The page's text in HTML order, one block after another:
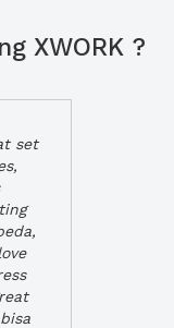
XWORK ?
set